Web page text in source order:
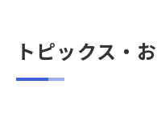
トピックス・